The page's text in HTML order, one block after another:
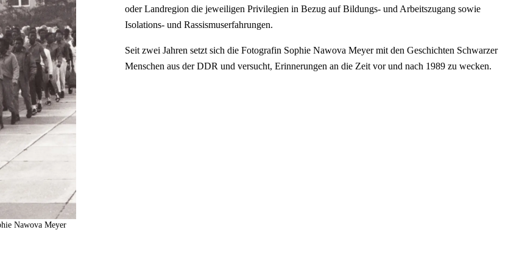
Nawova Meyer
oder Landregion die jeweiligen Privilegien in Bezug auf Bildungs- und Arbeitszugang sowie
Isolations- und Rassismuserfahrungen.
Seit zwei Jahren setzt sich die Fotografin Sophie Nawova Meyer mit den Geschichten Schwarzer
Menschen aus der DDR und versucht, Erinnerungen an die Zeit vor und nach 1989 zu wecken.